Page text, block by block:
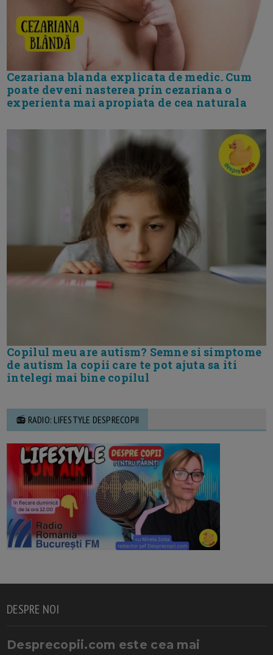
Cezariana blanda explicata de medic. Cum
poate deveni nasterea prin cezariana o
experienta mai apropiata de cea naturala
Copilul meu are autism? Semne si simptome
de autism la copii care te pot ajuta sa iti
intelegi mai bine copilul
📻 RADIO: LIFESTYLE DESPRECOPII
DESPRE NOI
Desprecopii.com este cea mai